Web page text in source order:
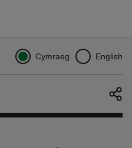
Cymraeg English